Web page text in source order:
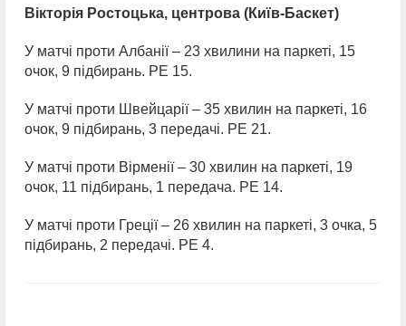
Вікторія Ростоцька, центрова (Київ-Баскет)
У матчі проти Албанії – 23 хвилини на паркеті, 15
очок, 9 підбирань. РЕ 15.
У матчі проти Швейцарії – 35 хвилин на паркеті, 16
очок, 9 підбирань, 3 передачі. РЕ 21.
У матчі проти Вірменії – 30 хвилин на паркеті, 19
очок, 11 підбирань, 1 передача. РЕ 14.
У матчі проти Греції – 26 хвилин на паркеті, 3 очка, 5
підбирань, 2 передачі. РЕ 4.